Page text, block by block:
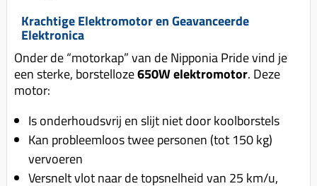
Krachtige Elektromotor en Geavanceerde
Elektronica
Onder de “motorkap” van de Nipponia Pride vind je
een sterke, borstelloze650W elektromotor. Deze
motor:
Is onderhoudsvrij en slijt niet door koolborstels
Kan probleemloos twee personen (tot 150 kg)
vervoeren
Versnelt vlot naar de topsnelheid van 25 km/u,